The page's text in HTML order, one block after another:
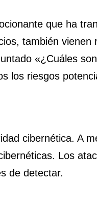
que ha
también vienen
«¿Cuáles
los riesgos
cibernética. A
Los
de detectar.